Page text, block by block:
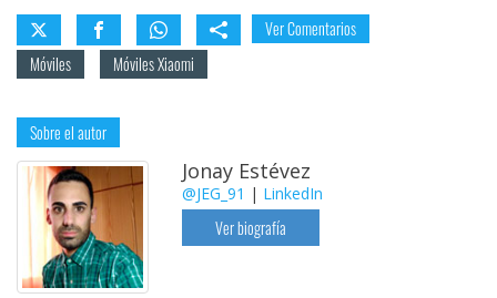
Ver Comentarios
Móviles
Móviles Xiaomi
Sobre el autor
Jonay Estévez
@JEG_91 | LinkedIn
Ver biografía